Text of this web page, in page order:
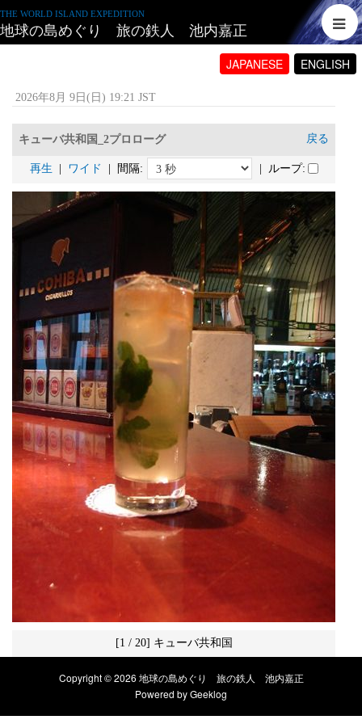
THE WORLD ISLAND EXPEDITION
地球の島めぐり 旅の鉄人 池内嘉正
JAPANESE ENGLISH
2026年8月 9日(日) 19:21 JST
キューバ共和国_2プロローグ 戻る
再生 ワイド | 間隔: | ループ:
[1 / 20] キューバ共和国
Copyright © 2026 地球の島めぐり 旅の鉄人 池内嘉正
Powered byGeeklog